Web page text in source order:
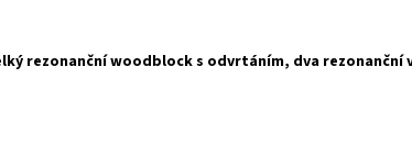
rezonanční woodblock s odvrtáním, dva rezonanční